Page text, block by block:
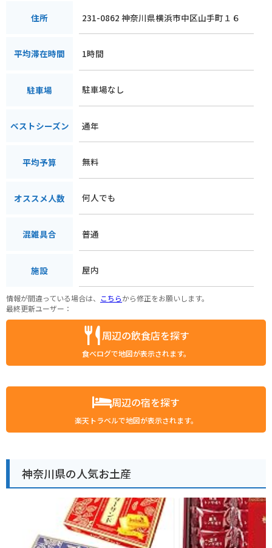
住所 231-0862 神奈川県横浜市中区山手町１６
平均滞在時間 1時間
駐車場 駐車場なし
ベストシーズン 通年
平均予算 無料
オススメ人数 何人でも
混雑具合 普通
施設 屋内
情報が間違っている場合は、 こちらから修正をお願いします。
最終更新ユーザー：
周辺の飲食店を探す
食べログで地図が表示されます。
周辺の宿を探す
楽天トラベルで地図が表示されます。
神奈川県の人気お土産